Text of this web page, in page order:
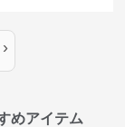
›
めアイテム